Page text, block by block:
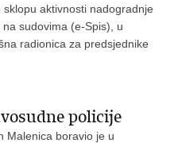
aktivnosti nadogradnje
sudovima (e-Spis), u
radionica za predsjednike
policije
Malenica boravio je u